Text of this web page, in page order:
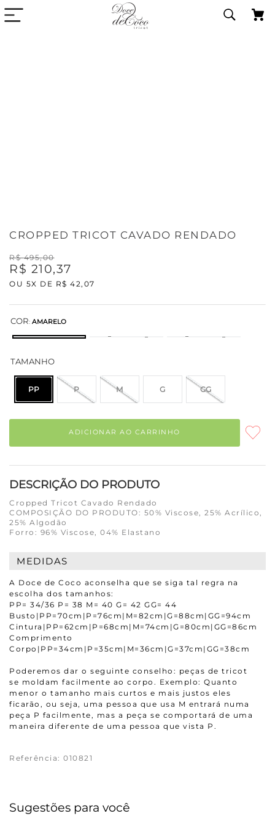
CROPPED TRICOT CAVADO RENDADO
R$ 495,00
R$ 210,37
OU 5X DE R$ 42 , 07
COR: AMARELO
TAMANHO
PP P M G GG
ADICIONAR AO CARRINHO
DESCRIÇÃO DO PRODUTO
Cropped Tricot Cavado Rendado
COMPOSIÇÃO DO PRODUTO: 50% Viscose, 25% Acrílico,
25% Algodão
Forro: 96% Viscose, 04% Elastano
MEDIDAS
A Doce de Coco aconselha que se siga tal regra na
escolha dos tamanhos:
PP= 34/36 P= 38 M= 40 G= 42 GG= 44
Busto|PP=70cm|P=76cm|M=82cm|G=88cm|GG=94cm
Cintura|PP=62cm|P=68cm|M=74cm|G=80cm|GG=86cm
Comprimento
Corpo|PP=34cm|P=35cm|M=36cm|G=37cm|GG=38cm
Poderemos dar o seguinte conselho: peças de tricot
se moldam facilmente ao corpo. Exemplo: Quanto
menor o tamanho mais curtos e mais justos eles
ficarão, ou seja, uma pessoa que usa M entrará numa
peça P facilmente, mas a peça se comportará de uma
maneira diferente de uma pessoa que vista P.
Referência: 010821
Sugestões para você